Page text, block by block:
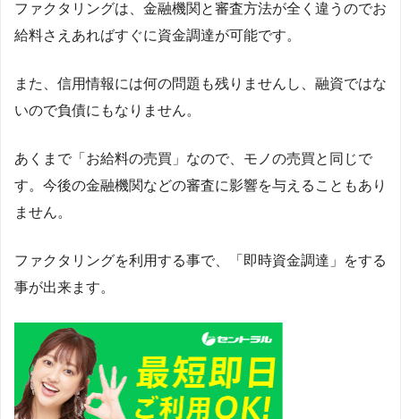
ファクタリングは、金融機関と審査方法が全く違うのでお
給料さえあればすぐに資金調達が可能です。
また、信用情報には何の問題も残りませんし、融資ではな
いので負債にもなりません。
あくまで「お給料の売買」なので、モノの売買と同じで
す。今後の金融機関などの審査に影響を与えることもあり
ません。
ファクタリングを利用する事で、「即時資金調達」をする
事が出来ます。